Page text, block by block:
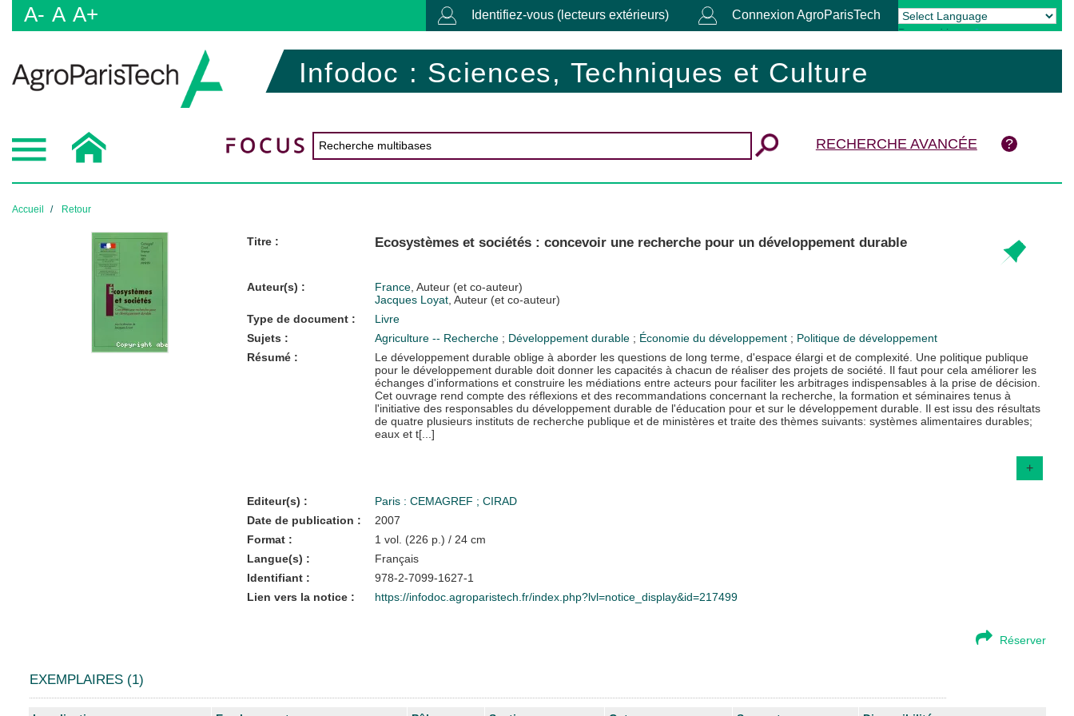
A- A A+ Identifiez-vous (lecteurs extérieurs) Connexion AgroParisTech
Powered by Translate
Infodoc : Sciences, Techniques et Culture
RECHERCHE AVANCÉE
Accueil Retour
Titre : Ecosystèmes et sociétés : concevoir une recherche pour un développement durable
Auteur(s) : France, Auteur (et co-auteur)
Jacques Loyat, Auteur (et co-auteur)
Type de document :
Livre
Sujets :
Agriculture -- Recherche ; Développement durable ; Économie du développement ; Politique de développement
Résumé :
Le développement durable oblige à aborder les questions de long terme, d'espace élargi et de complexité. Une politique publique
pour le développement durable doit donner les capacités à chacun de réaliser des projets de société. Il faut pour cela améliorer les
échanges d'informations et construire les médiations entre acteurs pour faciliter les arbitrages indispensables à la prise de décision.
Cet ouvrage rend compte des réflexions et des recommandations concernant la recherche, la formation et séminaires tenus à
l'initiative des responsables du développement durable de l'éducation pour et sur le développement durable. Il est issu des résultats
de quatre plusieurs instituts de recherche publique et de ministères et traite des thèmes suivants: systèmes alimentaires durables;
eaux et t[...]
+
Editeur(s) : Paris : CEMAGREF ; CIRAD
Date de publication :
2007
Format :
1 vol. (226 p.) / 24 cm
Langue(s) :
Français
Identifiant :
978-2-7099-1627-1
Lien vers la notice :
https://infodoc.agroparistech.fr/index.php?lvl=notice_display&id=217499
Réserver
EXEMPLAIRES (1)
Liste des exemplaires